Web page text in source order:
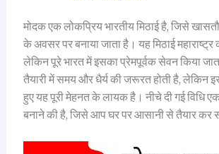
मोदक एक लोकप्रिय भारतीय मिठाई है, जिसे
के अवसर पर बनाया जाता है। यह मिठाई महाराष्ट्र
लेकिन पूरे भारत में इसका प्रेमपूर्वक सेवन किया
तैयारी में समय और धैर्य की जरूरत होती है, लेकिन
हुए यह पूरी मेहनत के लायक है। नीचे दी गई विधि
बनाने की है, जिसे आप घर पर आसानी से तैयार कर